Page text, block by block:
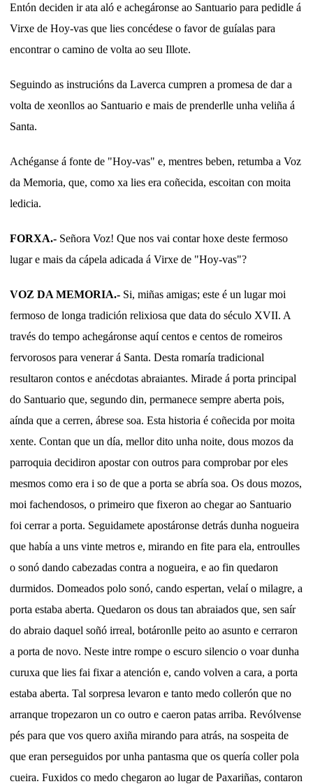
Entón deciden ir ata aló e achegáronse ao Santuario para pedidle á
Virxe de Hoy-vas que lies concédese o favor de guíalas para
encontrar o camino de volta ao seu Illote.
Seguindo as instrucións da Laverca cumpren a promesa de dar a
volta de xeonllos ao Santuario e mais de prenderlle unha veliña á
Santa.
Achéganse á fonte de "Hoy-vas" e, mentres beben, retumba a Voz
da Memoria, que, como xa lies era coñecida, escoitan con moita
ledicia.
FORXA.- Señora Voz! Que nos vai contar hoxe deste fermoso
lugar e mais da cápela adicada á Virxe de "Hoy-vas"?
VOZ DA MEMORIA.- Si, miñas amigas; este é un lugar moi
fermoso de longa tradición relixiosa que data do século XVII. A
través do tempo achegáronse aquí centos e centos de romeiros
fervorosos para venerar á Santa. Desta romaría tradicional
resultaron contos e anécdotas abraiantes. Mirade á porta principal
do Santuario que, segundo din, permanece sempre aberta pois,
aínda que a cerren, ábrese soa. Esta historia é coñecida por moita
xente. Contan que un día, mellor dito unha noite, dous mozos da
parroquia decidiron apostar con outros para comprobar por eles
mesmos como era i so de que a porta se abría soa. Os dous mozos,
moi fachendosos, o primeiro que fixeron ao chegar ao Santuario
foi cerrar a porta. Seguidamete apostáronse detrás dunha nogueira
que había a uns vinte metros e, mirando en fite para ela, entroulles
o sonó dando cabezadas contra a nogueira, e ao fin quedaron
durmidos. Domeados polo sonó, cando espertan, velaí o milagre, a
porta estaba aberta. Quedaron os dous tan abraiados que, sen saír
do abraio daquel soñó irreal, botáronlle peito ao asunto e cerraron
a porta de novo. Neste intre rompe o escuro silencio o voar dunha
curuxa que lies fai fixar a atención e, cando volven a cara, a porta
estaba aberta. Tal sorpresa levaron e tanto medo collerón que no
arranque tropezaron un co outro e caeron patas arriba. Revólvense
pés para que vos quero axiña mirando para atrás, na sospeita de
que eran perseguidos por unha pantasma que os quería coller pola
cueira. Fuxidos co medo chegaron ao lugar de Paxariñas, contaron